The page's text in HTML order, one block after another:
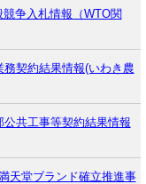
争入札情報（WTO関
契約結果情報(いわき農
共工事等契約結果情報
天堂ブランド確立推進事